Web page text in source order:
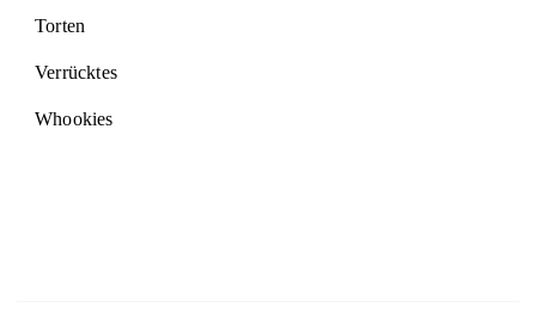
Torten
Verrücktes
Whookies